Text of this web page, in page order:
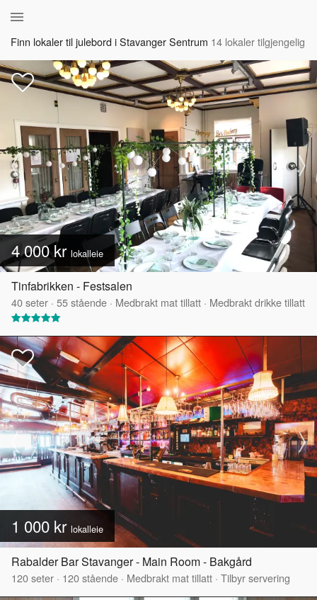
Finn lokaler til julebord i Stavanger Sentrum 14 lokaler tilgjengelig
4 000 kr lokalleie
Tinfabrikken - Festsalen
40seter · 55stående · Medbrakt mat tillatt · Medbrakt drikke tillatt
1 000 kr lokalleie
Rabalder Bar Stavanger - Main Room - Bakgård
120seter · 120stående · Medbrakt mat tillatt · Tilbyr servering